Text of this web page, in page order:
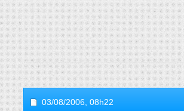
03/08/2006, 08h22